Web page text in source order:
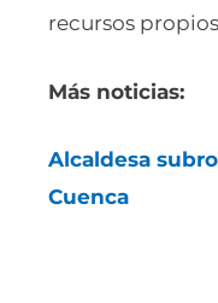
recursos
Más noticias:
Alcaldesa
Cuenca